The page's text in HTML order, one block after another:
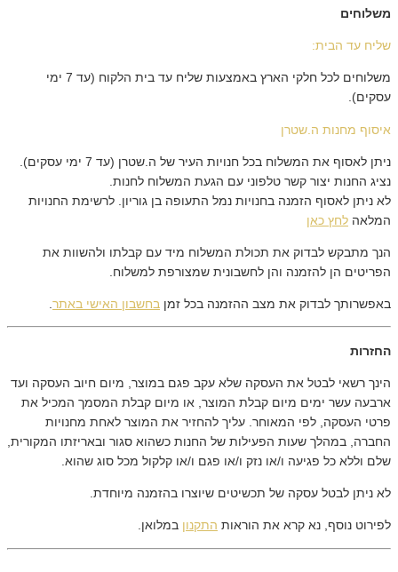
משלוחים
שליח עד הבית:
משלוחים לכל חלקי הארץ באמצעות שליח עד בית הלקוח (עד 7 ימי
עסקים).
איסוף מחנות ה.שטרן
ניתן לאסוף את המשלוח בכל חנויות העיר של ה.שטרן (עד 7 ימי עסקים).
נציג החנות יצור קשר טלפוני עם הגעת המשלוח לחנות.
לא ניתן לאסוף הזמנה בחנויות נמל התעופה בן גוריון. לרשימת החנויות
המלאה לחץ כאן
הנך מתבקש לבדוק את תכולת המשלוח מיד עם קבלתו ולהשוות את
הפריטים הן להזמנה והן לחשבונית שמצורפת למשלוח.
באפשרותך לבדוק את מצב ההזמנה בכל זמן בחשבון האישי באתר.
החזרות
הינך רשאי לבטל את העסקה שלא עקב פגם במוצר, מיום חיוב העסקה ועד
ארבעה עשר ימים מיום קבלת המוצר, או מיום קבלת המסמך המכיל את
פרטי העסקה, לפי המאוחר. עליך להחזיר את המוצר לאחת מחנויות
החברה, במהלך שעות הפעילות של החנות כשהוא סגור ובאריזתו המקורית,
שלם וללא כל פגיעה ו/או נזק ו/או פגם ו/או קלקול מכל סוג שהוא.
לא ניתן לבטל עסקה של תכשיטים שיוצרו בהזמנה מיוחדת.
לפירוט נוסף, נא קרא את הוראות התקנון במלואן.